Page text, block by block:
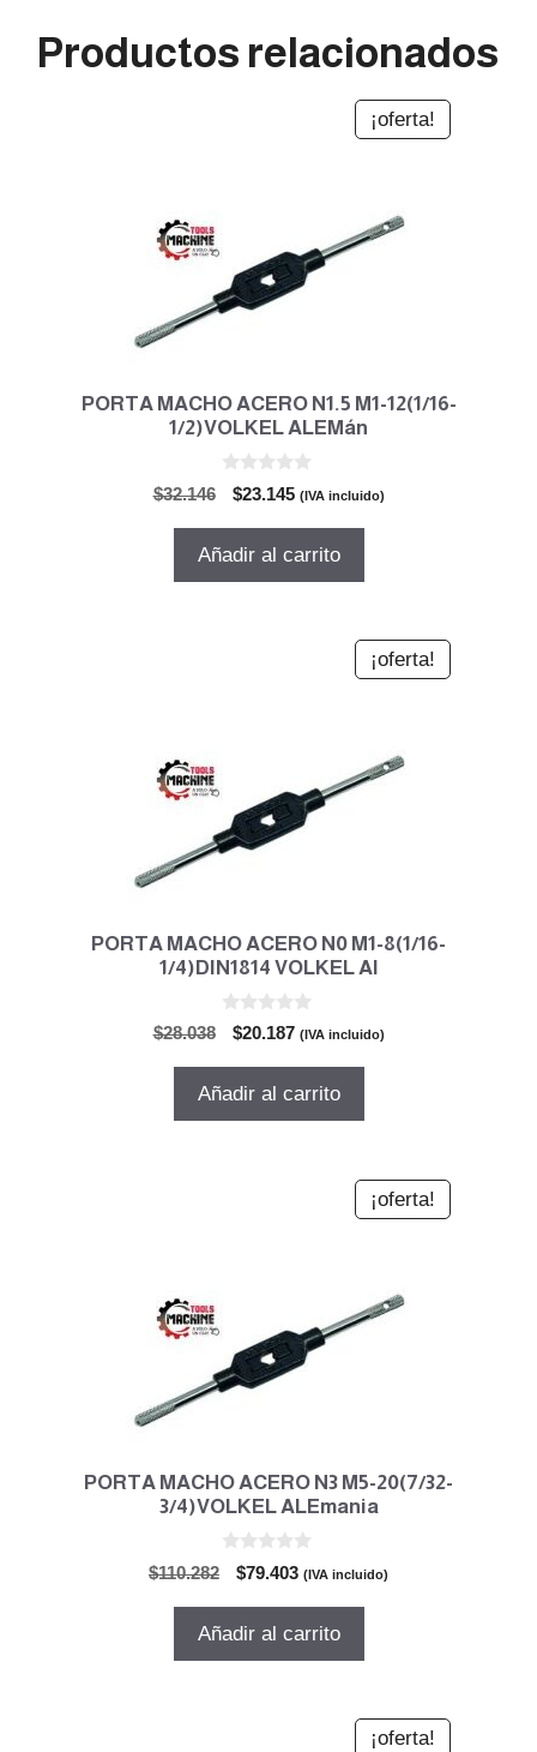
Productos relacionados
¡oferta!
PORTA MACHO ACERO N1.5 M1-12(1/16-
1/2)VOLKEL ALEMán
$32.146
El
original
$23.145El
actual
(IVA incluido)
Añadir al carrito
¡oferta!
PORTA MACHO ACERO N0 M1-8(1/16-
1/4)DIN1814 VOLKEL Al
$28.038
El
original
$20.187El
actual
(IVA incluido)
Añadir al carrito
¡oferta!
PORTA MACHO ACERO N3 M5-20(7/32-
3/4)VOLKEL ALEmania
$110.282
El
original
$79.403El
actual
(IVA incluido)
Añadir al carrito
¡oferta!